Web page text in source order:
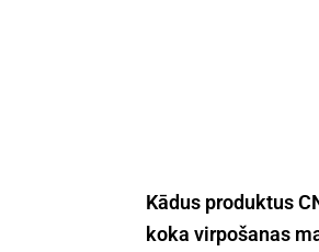
Kādus produktus
koka virpošanas